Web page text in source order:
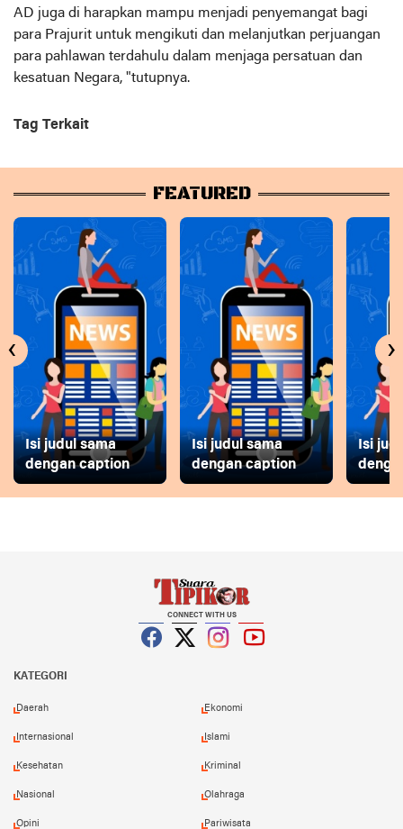
AD juga di harapkan mampu menjadi penyemangat bagi
para Prajurit untuk mengikuti dan melanjutkan perjuangan
para pahlawan terdahulu dalam menjaga persatuan dan
kesatuan Negara, "tutupnya.
Tag Terkait
FEATURED
Isi judul sama
dengan caption
Isi judul sama
dengan caption
Isi
‹ ›
CONNECT WITH US
KATEGORI
Daerah Ekonomi
Internasional Islami
Kesehatan Kriminal
Nasional Olahraga
Opini Pariwisata